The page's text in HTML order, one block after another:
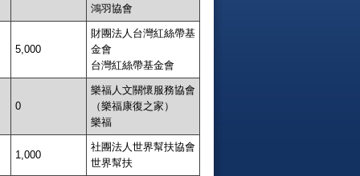
鴻羽協會
5,000
財團法人台灣紅絲帶基
金會
台灣紅絲帶基金會
0
樂福人文關懷服務協會
（樂福康復之家）
樂福
1,000
社團法人世界幫扶協會
世界幫扶